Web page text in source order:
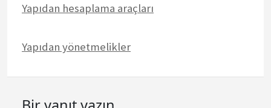
Yapıdan hesaplama araçları
Yapıdan yönetmelikler